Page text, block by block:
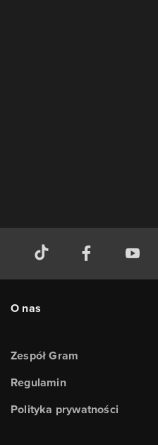
O nas
Zespół Gram
Regulamin
Polityka prywatności